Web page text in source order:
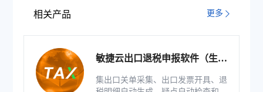
相关产品 更多
敏捷云出口退税申报软件（生产
集出口关单采集、出口发票开具、退